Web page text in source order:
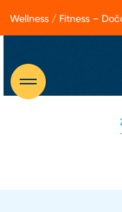
Wellness / Fitness –